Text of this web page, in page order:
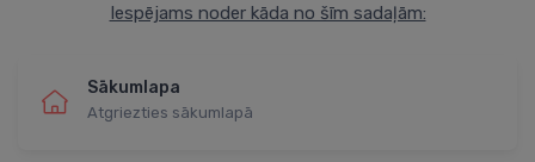
Iespējams noder kāda no šīm sadaļām:
Sākumlapa
Atgriezties sākumlapā